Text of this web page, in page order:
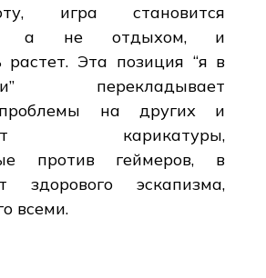
игра становится
а не отдыхом, и
растет. Эта позиция “я в
перекладывает
на других и
карикатуры,
против геймеров, в
здорового эскапизма,
всеми.